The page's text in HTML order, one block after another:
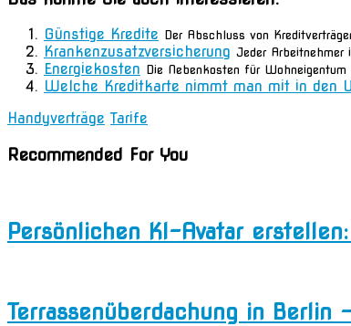
Günstige Kredite Der Abschluss von
Krankenzusatzversicherung Jeder Arbeitnehmer
Energiekosten Die Nebenkosten für
Welche Kreditkarte nimmt man mit in den
Handyverträge Tarife
Recommended For You
Persönlichen KI-Avatar
Terrassenüberdachung in